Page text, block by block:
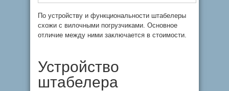
По устройству и функциональности штабелеры
схожи с вилочными погрузчиками. Основное
отличие между ними заключается в стоимости.
Устройство
штабелера